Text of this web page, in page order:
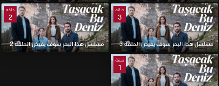
حلقة
3
مسلسل هذا البحر سوف يفيض الحلقة 3
حلقة
2
مسلسل هذا البحر سوف يفيض الحلقة 2
حلقة
1